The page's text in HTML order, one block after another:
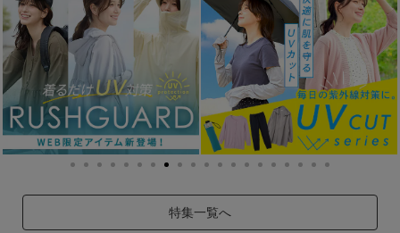
特集一覧へ